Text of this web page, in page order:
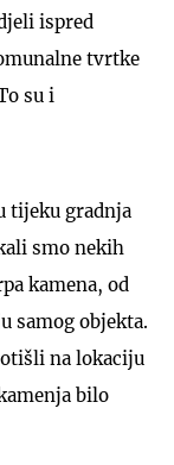
ispred
tvrtke
su i
tijeku gradnja
smo nekih
kamena, od
samog objekta.
na lokaciju
bilo